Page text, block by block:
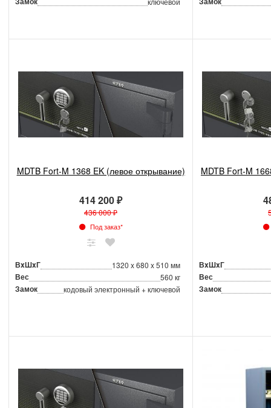
MDTB Fort-M 1368 EK (левое открывание)
414 200 ₽
436 000 ₽
Под заказ*
ВxШxГ 1320 x 680 x 510 мм
Вес 560 кг
Замок кодовый электронный + ключевой
MDTB Fort-M
ВxШxГ
Вес
Замок